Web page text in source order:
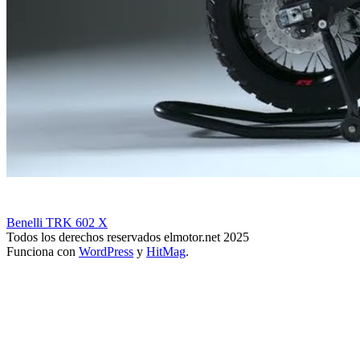
Benelli TRK 602 X
Todos los derechos reservados elmotor.net 2025
Funciona con WordPress y HitMag.